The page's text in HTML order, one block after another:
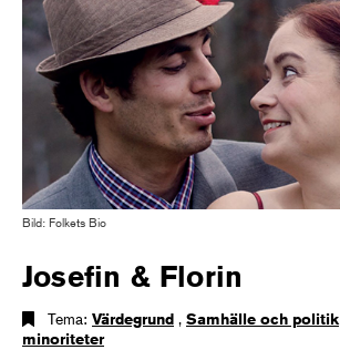
Bild: Folkets Bio
Josefin & Florin
Tema: Värdegrund , Samhälle och politik
minoriteter